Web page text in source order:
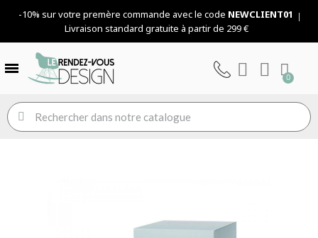
-10% sur votre premère commande avec le code NEWCLIENT01
Livraison standard gratuite à partir de 299 €